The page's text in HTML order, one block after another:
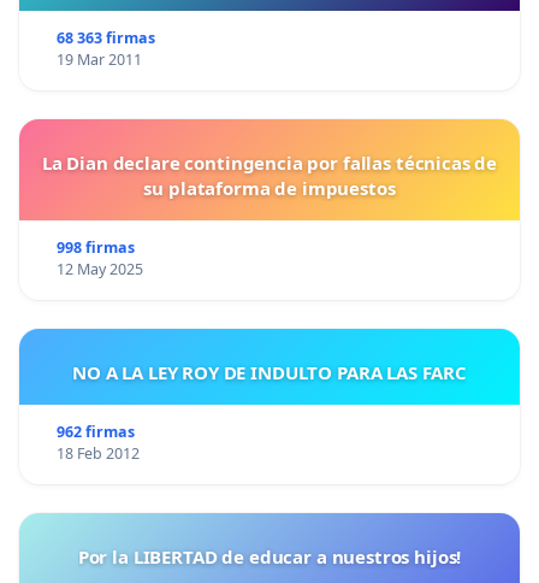
68 363 firmas
19 Mar 2011
La Dian declare contingencia por fallas técnicas de
su plataforma de impuestos
998 firmas
12 May 2025
NO A LA LEY ROY DE INDULTO PARA LAS FARC
962 firmas
18 Feb 2012
Por la LIBERTAD de educar a nuestros hijos!